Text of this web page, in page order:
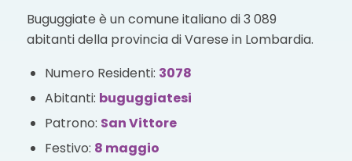
Buguggiate è un comune italiano di 3 089
abitanti della provincia di Varese in Lombardia.
Numero Residenti: 3078
Abitanti: buguggiatesi
Patrono: San Vittore
Festivo: 8 maggio